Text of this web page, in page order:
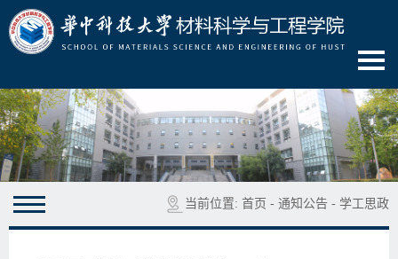
当前位置: 首页 - 通知公告 - 学工思政